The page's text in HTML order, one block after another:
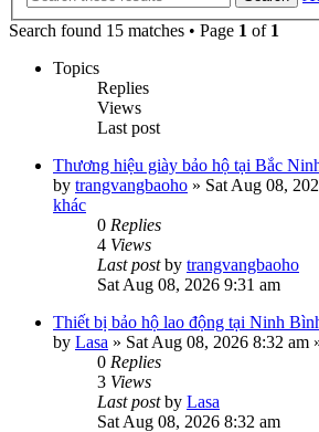
Search found 15 matches • Page 1 of 1
Topics
Replies
Views
Last post
Thương hiệu giày bảo hộ tại Bắc
by trangvangbaoho » Sat Aug 08,
khác
0 Replies
4 Views
Last postby trangvangbaoho
Sat Aug 08, 2026 9:31 am
Thiết bị bảo hộ lao động tại Ninh
by Lasa » Sat Aug 08, 2026 8:32 am
0 Replies
3 Views
Last postby Lasa
Sat Aug 08, 2026 8:32 am